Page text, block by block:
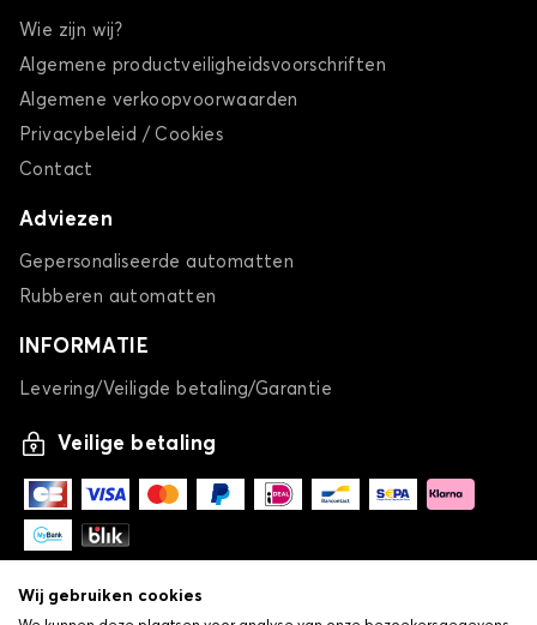
Autohoes voor RENAULT CLIO 2
Autohoes voor RENAULT CLIO 3
Wie zijn wij?
Algemene productveiligheidsvoorschriften
Algemene verkoopvoorwaarden
Privacybeleid / Cookies
Contact
Adviezen
Gepersonaliseerde automatten
Rubberen automatten
INFORMATIE
Levering/Veiligde betaling/Garantie
Veilige betaling
Wij gebruiken cookies